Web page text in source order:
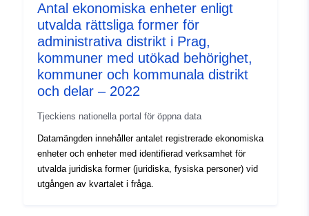
Antal ekonomiska enheter enligt
utvalda rättsliga former för
administrativa distrikt i Prag,
kommuner med utökad behörighet,
kommuner och kommunala distrikt
och delar – 2022
Tjeckiens nationella portal för öppna data
Datamängden innehåller antalet registrerade ekonomiska
enheter och enheter med identifierad verksamhet för
utvalda juridiska former (juridiska, fysiska personer) vid
utgången av kvartalet i fråga.